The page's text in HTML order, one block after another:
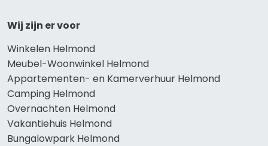
Wij zijn er voor
Winkelen Helmond
Meubel-Woonwinkel Helmond
Appartementen- en Kamerverhuur Helmond
Camping Helmond
Overnachten Helmond
Vakantiehuis Helmond
Bungalowpark Helmond